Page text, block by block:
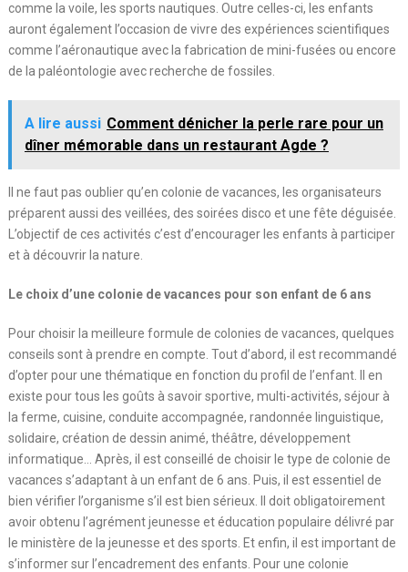
comme la voile, les sports nautiques. Outre celles-ci, les enfants
auront également l’occasion de vivre des expériences scientifiques
comme l’aéronautique avec la fabrication de mini-fusées ou encore
de la paléontologie avec recherche de fossiles.
A lire aussi Comment dénicher la perle rare pour un
dîner mémorable dans un restaurant Agde ?
Il ne faut pas oublier qu’en colonie de vacances, les organisateurs
préparent aussi des veillées, des soirées disco et une fête déguisée.
L’objectif de ces activités c’est d’encourager les enfants à participer
et à découvrir la nature.
Le choix d’une colonie de vacances pour son enfant de 6 ans
Pour choisir la meilleure formule de colonies de vacances, quelques
conseils sont à prendre en compte. Tout d’abord, il est recommandé
d’opter pour une thématique en fonction du profil de l’enfant. Il en
existe pour tous les goûts à savoir sportive, multi-activités, séjour à
la ferme, cuisine, conduite accompagnée, randonnée linguistique,
solidaire, création de dessin animé, théâtre, développement
informatique… Après, il est conseillé de choisir le type de colonie de
vacances s’adaptant à un enfant de 6 ans. Puis, il est essentiel de
bien vérifier l’organisme s’il est bien sérieux. Il doit obligatoirement
avoir obtenu l’agrément jeunesse et éducation populaire délivré par
le ministère de la jeunesse et des sports. Et enfin, il est important de
s’informer sur l’encadrement des enfants. Pour une colonie